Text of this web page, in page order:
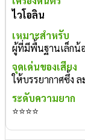
ไวโอลิน
ผู้ที่มีพื้นฐานเล็กน้
ให้บรรยากาศซึ้ง ล
⭐⭐⭐⭐